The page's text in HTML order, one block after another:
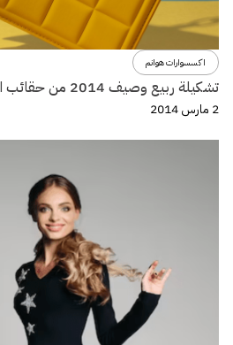
اكسسوارات هوانم
تشكيلة ربيع وصيف 2014 من حقائب اليد
2 مارس 2014